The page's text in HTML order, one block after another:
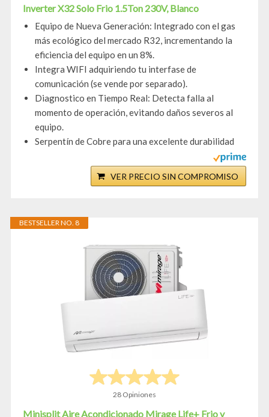
Inverter X32 Solo Frio 1.5Ton 230V, Blanco
Equipo de Nueva Generación: Integrado con el gas
más ecológico del mercado R32, incrementando la
eficiencia del equipo en un 8%.
Integra WIFI adquiriendo tu interfase de
comunicación (se vende por separado).
Diagnostico en Tiempo Real: Detecta falla al
momento de operación, evitando daños severos al
equipo.
Serpentín de Cobre para una excelente durabilidad
VER PRECIO SIN COMPROMISO
BESTSELLER NO. 8
28 Opiniones
Minisplit Aire Acondicionado Mirage Life+ Frio y